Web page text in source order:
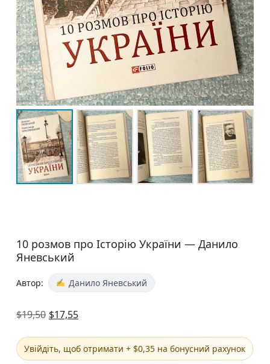
10 розмов про Історію України — Данило
Яневський
Автор: Данило Яневський
$19,50 $17,55
Увійдіть, щоб отримати + $0,35 на бонусний рахунок